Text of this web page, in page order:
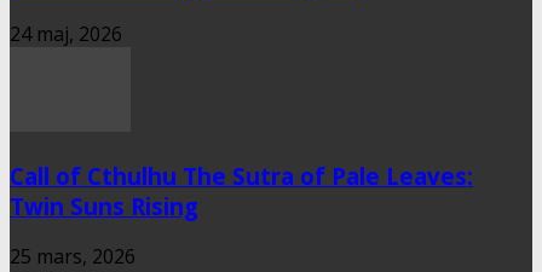
24 maj, 2026
Call of Cthulhu The Sutra of Pale Leaves:
Twin Suns Rising
25 mars, 2026